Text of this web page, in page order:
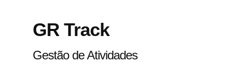
GR Track
Gestão de Atividades